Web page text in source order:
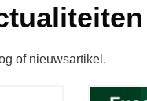
of nieuwsartikel.